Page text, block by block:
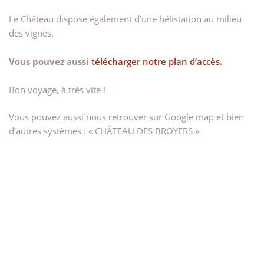
Le Château dispose également d’une hélistation au milieu
des vignes.
Vous pouvez aussi télécharger notre plan d’accès.
Bon voyage, à très vite !
Vous pouvez aussi nous retrouver sur Google map et bien
d’autres systèmes : « CHÂTEAU DES BROYERS »